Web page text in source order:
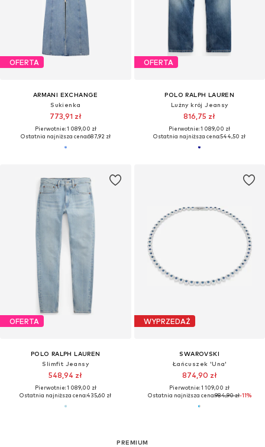
OFERTA
ARMANI EXCHANGE
Sukienka
773,91 zł
Pierwotnie: 1 089,00 zł
Ostatnia najniższa cena:687,92 zł
OFERTA
POLO RALPH LAUREN
Lużny krój Jeansy
816,75 zł
Pierwotnie: 1 089,00 zł
Ostatnia najniższa cena:544,50 zł
OFERTA
POLO RALPH LAUREN
Slimfit Jeansy
548,94 zł
Pierwotnie: 1 089,00 zł
Ostatnia najniższa cena:435,60 zł
WYPRZEDAŻ
SWAROVSKI
Łańcuszek 'Una'
874,90 zł
Pierwotnie: 1 109,00 zł
Ostatnia najniższa cena:984,90 zł-11%
PREMIUM